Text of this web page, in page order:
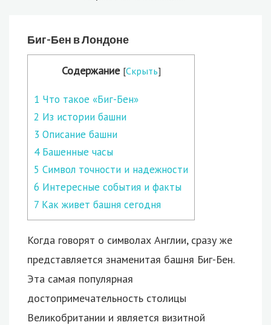
Биг-Бен в Лондоне
Содержание [Скрыть]
1 Что такое «Биг-Бен»
2 Из истории башни
3 Описание башни
4Башенные часы
5 Символ точности и надежности
6 Интересные события и факты
7 Как живет башня сегодня
Когда говорят о символах Англии, сразу же
представляется знаменитая башня Биг-Бен.
Эта самая популярная
достопримечательность столицы
Великобритании и является визитной